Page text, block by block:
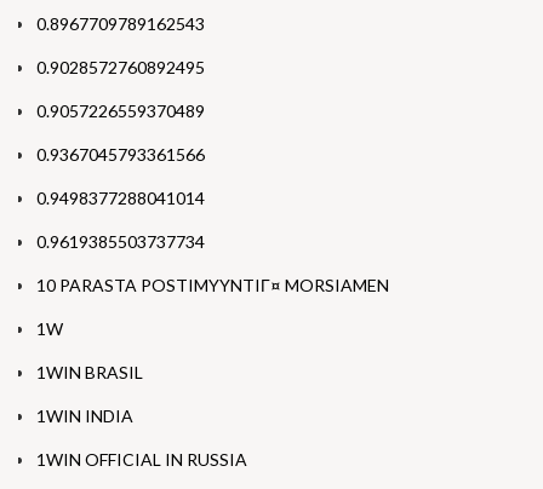
0.8967709789162543
0.9028572760892495
0.9057226559370489
0.9367045793361566
0.9498377288041014
0.9619385503737734
10 PARASTA POSTIMYYNTIГ¤ MORSIAMEN
1W
1WIN BRASIL
1WIN INDIA
1WIN OFFICIAL IN RUSSIA